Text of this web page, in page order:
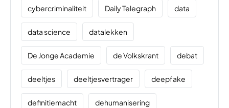
cybercriminaliteit Daily Telegraph data
data science datalekken
De Jonge Academie de Volkskrant debat
deeltjes deeltjesvertrager deepfake
definitiemacht dehumanisering